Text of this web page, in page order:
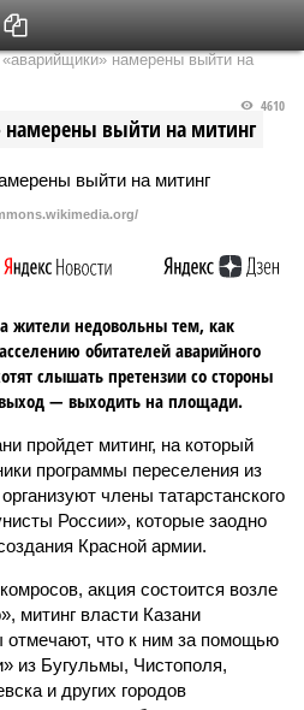
Татарстане
намерены выйти на
выйти на митинг
4610
жители недовольны тем, как
обитателей аварийного
слышать претензии со стороны
— выходить на площади.
пройдет митинг, на который
программы переселения из
члены татарстанского
России», которые заодно
Красной армии.
акция состоится возле
митинг власти Казани
отмечают, что к ним за помощью
из Бугульмы, Чистополя,
и других городов